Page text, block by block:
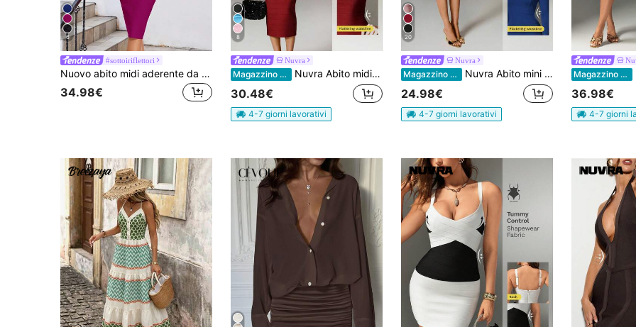
6
#sottoiriflettori
Nuovo abito midi aderente da donna con spalline sottili, abito da sera elegante senza maniche con fascia, per feste estive
34.98€
8
Nuvra
Magazzino EU Nuvra Abito midi aderente in maglia a costine color borgogna con vita segnata, adatto per feste
30.48€
4-7 giorni lavorativi
20
Nuvra
Magazzino EU Nuvra Abito mini sexy in maglia nera con spalline sottili e senza maniche, abito aderente da cocktail, festa e vacanza per donna
24.98€
4-7 giorni lavorativi
Magazzino EU
36.98€
4-7 giorni